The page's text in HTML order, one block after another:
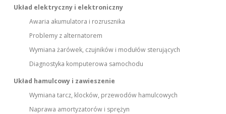
Układ elektryczny i elektroniczny
Awaria akumulatora i rozrusznika
Problemy z alternatorem
Wymiana żarówek, czujników i modułów sterujących
Diagnostyka komputerowa samochodu
Układ hamulcowy i zawieszenie
Wymiana tarcz, klocków, przewodów hamulcowych
Naprawa amortyzatorów i sprężyn